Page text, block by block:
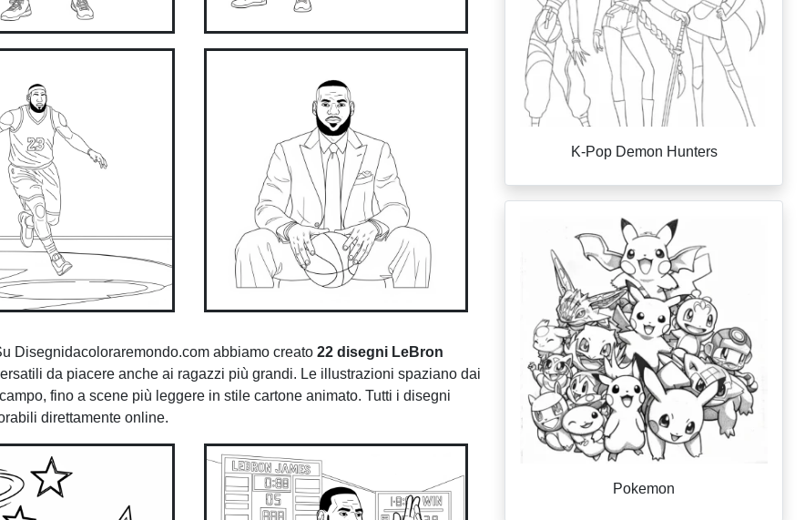
Disegnidacoloraremondo.com abbiamo creato 22 disegni LeBron
da piacere anche ai ragazzi più grandi. Le illustrazioni spaziano dai
fino a scene più leggere in stile cartone animato. Tutti i disegni
direttamente online.
K-Pop Demon Hunters
Pokemon